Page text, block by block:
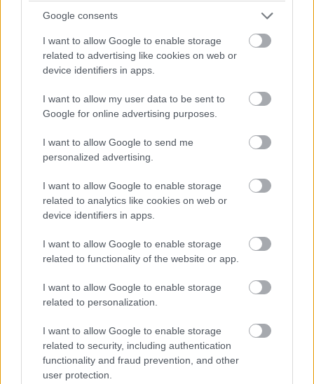
Google consents
I want to allow Google to enable storage
related to advertising like cookies on web or
device identifiers in apps.
I want to allow my user data to be sent to
Google for online advertising purposes.
I want to allow Google to send me
personalized advertising.
I want to allow Google to enable storage
related to analytics like cookies on web or
device identifiers in apps.
I want to allow Google to enable storage
related to functionality of the website or app.
I want to allow Google to enable storage
related to personalization.
I want to allow Google to enable storage
related to security, including authentication
functionality and fraud prevention, and other
user protection.
την πόλη , το Le chalet
στα Κιμμέρια. Προσεγμένο,
κομψό με όλες τις ανέσεις ενώ από τη σουίτα η θέα
στον ανοιχτό ορίζοντα είναι συγκλονιστική.
www.lechalet.gr)